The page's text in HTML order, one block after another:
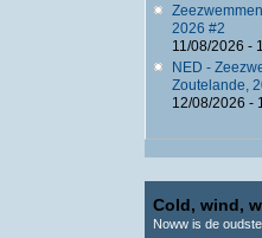
2026 #2
11/08/2026 -
NED -
Zoutelande,
12/08/2026 -
Cold, wind,
Noww is de